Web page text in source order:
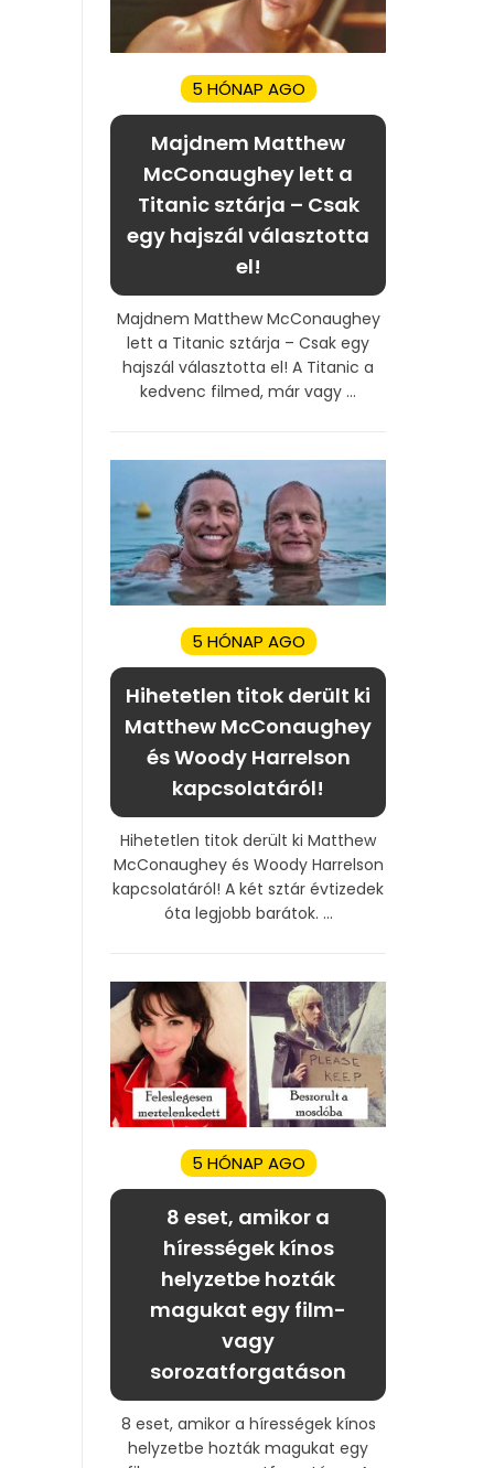
5 HÓNAP AGO
Majdnem Matthew
McConaughey lett a
Titanic sztárja – Csak
egy hajszál választotta
el!
Majdnem Matthew McConaughey
lett a Titanic sztárja – Csak egy
hajszál választotta el! A Titanic a
kedvenc filmed, már vagy ...
5 HÓNAP AGO
Hihetetlen titok derült ki
Matthew McConaughey
és Woody Harrelson
kapcsolatáról!
Hihetetlen titok derült ki Matthew
McConaughey és Woody Harrelson
kapcsolatáról! A két sztár évtizedek
óta legjobb barátok. ...
5 HÓNAP AGO
8 eset, amikor a
hírességek kínos
helyzetbe hozták
magukat egy film-
vagy
sorozatforgatáson
8 eset, amikor a hírességek kínos
helyzetbe hozták magukat egy